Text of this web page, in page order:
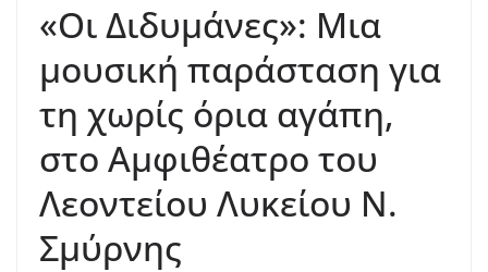
«Οι Διδυμάνες»: Μια
μουσική παράσταση για
τη χωρίς όρια αγάπη,
στο Αμφιθέατρο του
Λεοντείου Λυκείου Ν.
Σμύρνης